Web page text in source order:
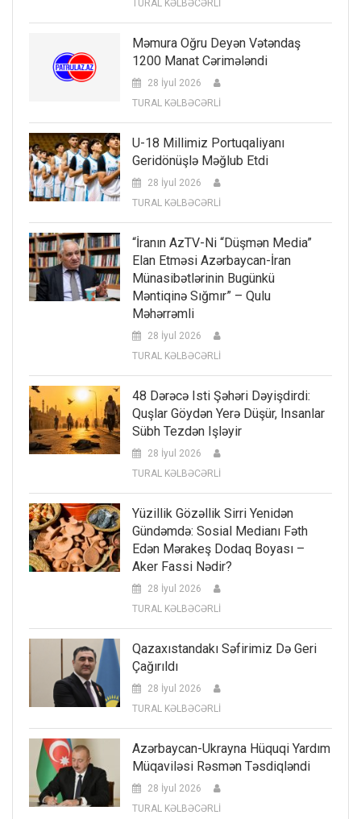
TURAL KƏLBƏCƏRLİ
Məmura Oğru Deyən Vətəndaş
1200 Manat Cərimələndi
28 İyul 2026
TURAL KƏLBƏCƏRLİ
U-18 Millimiz Portuqaliyanı
Geridönüşlə Məğlub Etdi
28 İyul 2026
TURAL KƏLBƏCƏRLİ
“İranın AzTV-Ni “düşmən Media”
Elan Etməsi Azərbaycan-İran
Münasibətlərinin Bugünkü
Məntiqinə Sığmır” – Qulu
Məhərrəmli
28 İyul 2026
TURAL KƏLBƏCƏRLİ
48 Dərəcə Isti Şəhəri Dəyişdirdi:
Quşlar Göydən Yerə Düşür, Insanlar
Sübh Tezdən Işləyir
28 İyul 2026
TURAL KƏLBƏCƏRLİ
Yüzillik Gözəllik Sirri Yenidən
Gündəmdə: Sosial Medianı Fəth
Edən Mərakeş Dodaq Boyası –
Aker Fassi Nədir?
28 İyul 2026
TURAL KƏLBƏCƏRLİ
Qazaxıstandakı Səfirimiz Də Geri
Çağırıldı
28 İyul 2026
TURAL KƏLBƏCƏRLİ
Azərbaycan-Ukrayna Hüquqi Yardım
Müqaviləsi Rəsmən Təsdiqləndi
28 İyul 2026
TURAL KƏLBƏCƏRLİ